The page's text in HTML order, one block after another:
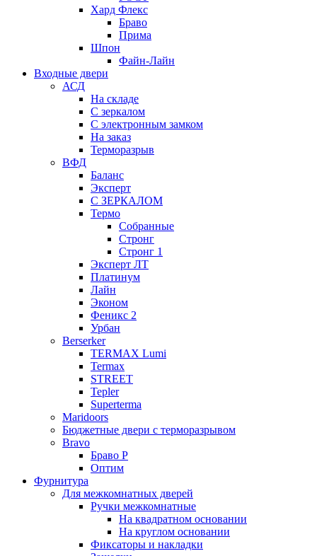
Хард Флекс
Браво
Прима
Шпон
Файн-Лайн
Входные двери
АСД
На складе
С зеркалом
С электронным замком
На заказ
Терморазрыв
ВФД
Баланс
Эксперт
С ЗЕРКАЛОМ
Термо
Собранные
Стронг
Стронг 1
Эксперт ЛТ
Платинум
Лайн
Эконом
Феникс 2
Урбан
Berserker
TERMAX Lumi
Termax
STREET
Tepler
Superterma
Maridoors
Бюджетные двери с терморазрывом
Bravo
Браво Р
Оптим
Фурнитура
Для межкомнатных дверей
Ручки межкомнатные
На квадратном основании
На круглом основании
Фиксаторы и накладки